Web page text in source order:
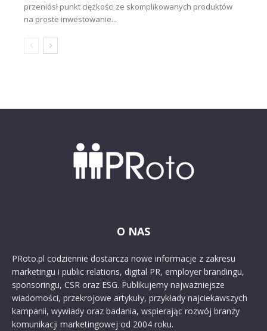
przeniósł punkt ciężkości ze skomplikowanych produktów
na proste inwestowanie...
O NAS
PRoto.pl codziennie dostarcza nowe informacje z zakresu
marketingu i public relations, digital PR, employer brandingu,
sponsoringu, CSR oraz ESG. Publikujemy najważniejsze
wiadomości, przekrojowe artykuły, przykłady najciekawszych
kampanii, wywiady oraz badania, wspierając rozwój branży
komunikacji marketingowej od 2004 roku.